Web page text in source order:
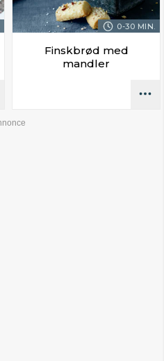
0-30 MIN.
Finskbrød med
mandler